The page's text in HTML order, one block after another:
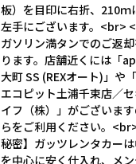
板）を目印に右折、210ｍ
左手にございます。<br>
ガソリン満タンでのご返
ります。店舗近くには「
大町 SS (REXオート)」や
エコピット土浦千束店／
イフ（株）」がございま
らをご利用ください。
秘密】ガッツレンタカー
を中心に安く仕入れ、メ